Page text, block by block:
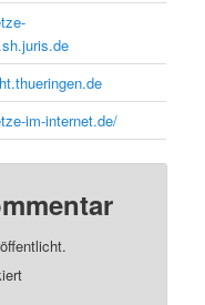
im-internet.de/